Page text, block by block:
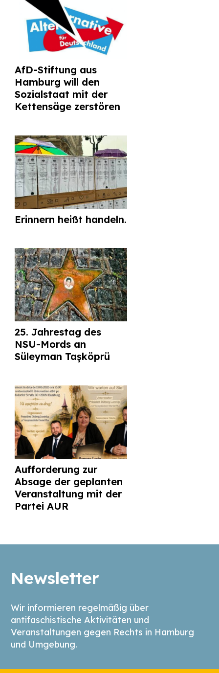
AfD-Stiftung aus
Hamburg will den
Sozialstaat mit der
Kettensäge zerstören
Erinnern heißt handeln.
25. Jahrestag des
NSU-Mords an
Süleyman Taşköprü
Aufforderung zur
Absage der geplanten
Veranstaltung mit der
Partei AUR
Newsletter
Wir informieren regelmäßig über
antifaschistische Aktivitäten und
Veranstaltungen gegen Rechts in Hamburg
und Umgebung.